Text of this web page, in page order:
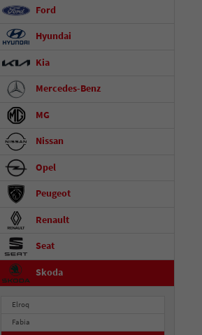
Ford
Hyundai
Kia
Mercedes-Benz
MG
Nissan
Opel
Peugeot
Renault
Seat
Skoda
Elroq
Fabia